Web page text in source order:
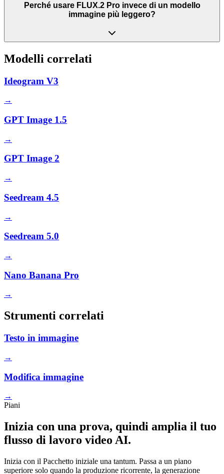
Perché usare FLUX.2 Pro invece di un modello
immagine più leggero?
Modelli correlati
Ideogram V3
→
GPT Image 1.5
→
GPT Image 2
→
Seedream 4.5
→
Seedream 5.0
→
Nano Banana Pro
→
Strumenti correlati
Testo in immagine
→
Modifica immagine
→
Piani
Inizia con una prova, quindi amplia il tuo
flusso di lavoro video AI.
Inizia con il Pacchetto iniziale una tantum. Passa a un piano
superiore solo quando la produzione ricorrente, la generazione